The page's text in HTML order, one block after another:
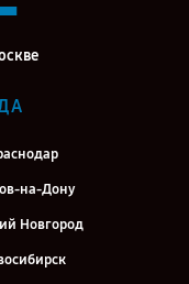
на-Дону
Новгород